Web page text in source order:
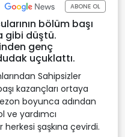
ABONE OL
bölüm başı
gibi düştü.
genç
uçuklattı.
Sahipsizler
kazançları ortaya
boyunca adından
ve yardımcı
şaşkına çevirdi.